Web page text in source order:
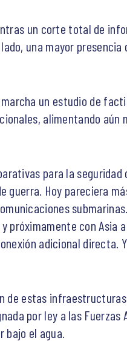
un corte total de
una mayor
un estudio de
alimentando aún
para la
guerra. Hoy pareciera
próximamente con Asia
adicional directa.
de estas
por ley a las
el agua.